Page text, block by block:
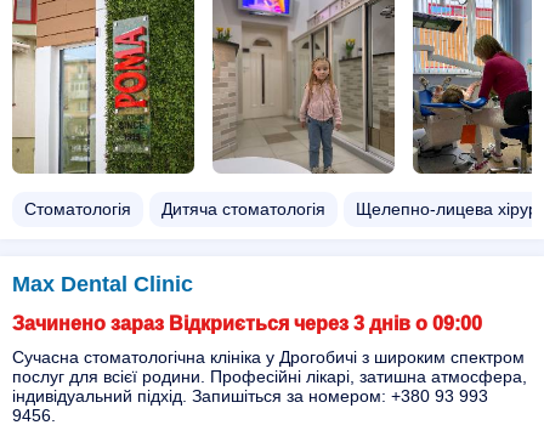
Стоматологія Дитяча стоматологія Щелепно-лицева
Max Dental Clinic
Зачинено зараз Відкриється через 3 днів о 09:00
Сучасна стоматологічна клініка у Дрогобичі з широким спектром
послуг для всієї родини. Професійні лікарі, затишна атмосфера,
індивідуальний підхід. Запишіться за номером: +380 93 993
9456.